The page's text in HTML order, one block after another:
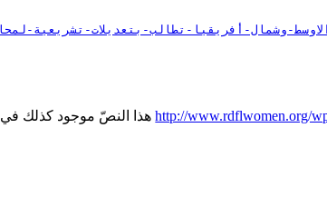
http://www.rdflwomen.org/هذا النصّ موجود كذلك في